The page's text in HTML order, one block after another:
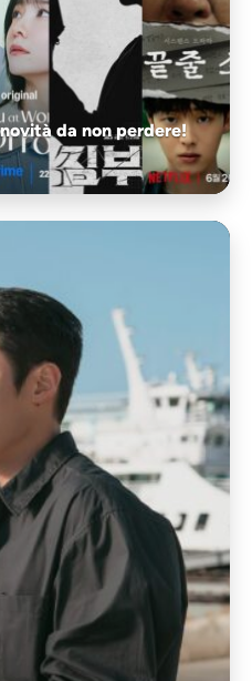
da non perdere!